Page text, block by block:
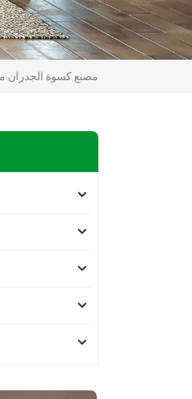
مصنع كسوة الجدران